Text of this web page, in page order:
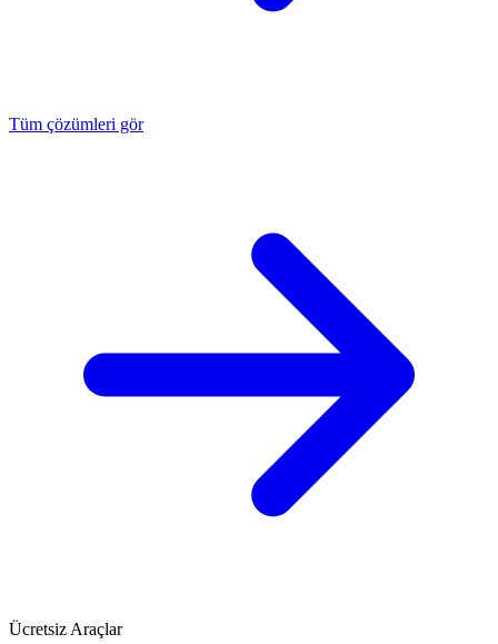
Tüm çözümleri gör
Ücretsiz Araçlar